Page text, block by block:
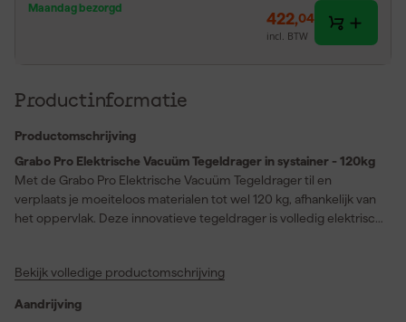
Maandag bezorgd
422,04
incl. BTW
Productinformatie
Productomschrijving
Grabo Pro Elektrische Vacuüm Tegeldrager in systainer - 120kg
Met de Grabo Pro Elektrische Vacuüm Tegeldrager til en
verplaats je moeiteloos materialen tot wel 120 kg, afhankelijk van
het oppervlak. Deze innovatieve tegeldrager is volledig elektrisch
volledig vlak zijn. Dankzij de digitale drukmeter en het heldere
zuigkracht, wat de veiligheid en precisie verhoogt bij het
Bekijk volledige productomschrijving
Aandrijving